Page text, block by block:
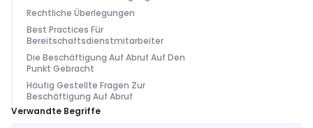
Rechtliche Überlegungen
Best Practices Für
Bereitschaftsdienstmitarbeiter
Die Beschäftigung Auf Abruf Auf Den
Punkt Gebracht
Häufig Gestellte Fragen Zur
Beschäftigung Auf Abruf
Verwandte Begriffe